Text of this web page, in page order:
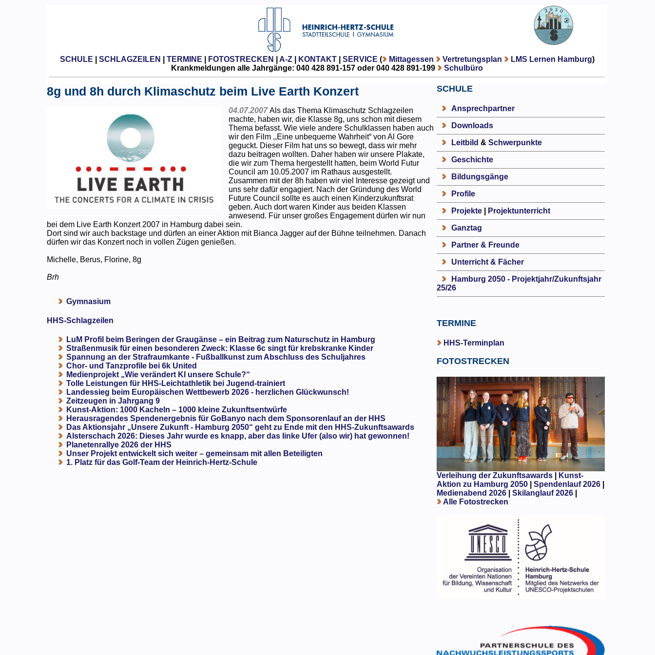
SCHULE SCHLAGZEILEN TERMINE FOTOSTRECKEN A-Z| KONTAKT| SERVICE ( Mittagessen Vertretungsplan LMS Lernen Hamburg)
Krankmeldungen alle Jahrgänge: 040 428 891-157 oder 040 428 891-199
Schulbüro
8g und 8h durch Klimaschutz beim Live Earth Konzert
04.07.2007 Als das Thema Klimaschutz Schlagzeilen
machte, haben wir, die Klasse 8g, uns schon mit diesem
Thema befasst. Wie viele andere Schulklassen haben auch
wir den Film ,,Eine unbequeme Wahrheit“ von Al Gore
geguckt. Dieser Film hat uns so bewegt, dass wir mehr
dazu beitragen wollten. Daher haben wir unsere Plakate,
die wir zum Thema hergestellt hatten, beim World Futur
Council am 10.05.2007 im Rathaus ausgestellt.
Zusammen mit der 8h haben wir viel Interesse gezeigt und
uns sehr dafür engagiert. Nach der Gründung des World
Future Council sollte es auch einen Kinderzukunftsrat
geben. Auch dort waren Kinder aus beiden Klassen
anwesend. Für unser großes Engagement dürfen wir nun
bei dem Live Earth Konzert 2007 in Hamburg dabei sein.
Dort sind wir auch backstage und dürfen an einer Aktion mit Bianca Jagger auf der Bühne teilnehmen. Danach
dürfen wir das Konzert noch in vollen Zügen genießen.
Michelle, Berus, Florine, 8g
Brh
Gymnasium
HHS-Schlagzeilen
LuM Profil beim Beringen der Graugänse – ein Beitrag zum Naturschutz in Hamburg
Straßenmusik für einen besonderen Zweck: Klasse 6c singt für krebskranke Kinder
Spannung an der Strafraumkante - Fußballkunst zum Abschluss des Schuljahres
Chor- und Tanzprofile bei 6k United
Medienprojekt „Wie verändert KI unsere Schule?“
Tolle Leistungen für HHS-Leichtathletik bei Jugend-trainiert
Landessieg beim Europäischen Wettbewerb 2026 - herzlichen Glückwunsch!
Zeitzeugen in Jahrgang 9
Kunst-Aktion: 1000 Kacheln – 1000 kleine Zukunftsentwürfe
Herausragendes Spendenergebnis für GoBanyo nach dem Sponsorenlauf an der HHS
Das Aktionsjahr „Unsere Zukunft - Hamburg 2050“ geht zu Ende mit den HHS-Zukunftsawards
Alsterschach 2026: Dieses Jahr wurde es knapp, aber das linke Ufer (also wir) hat gewonnen!
Planetenrallye 2026 der HHS
Unser Projekt entwickelt sich weiter – gemeinsam mit allen Beteiligten
1. Platz für das Golf-Team der Heinrich-Hertz-Schule
SCHULE
Ansprechpartner
Downloads
Leitbild & Schwerpunkte
Geschichte
Bildungsgänge
Profile
Projekte| Projektunterricht
Ganztag
Partner & Freunde
Unterricht & Fächer
Hamburg 2050 - Projektjahr/Zukunftsjahr
25/26
TERMINE
HHS-Terminplan
FOTOSTRECKEN
Verleihung der Zukunftsawards|
Kunst-
Aktion zu Hamburg 2050
Spendenlauf 2026|
Medienabend 2026| Skilanglauf 2026|
Alle Fotostrecken